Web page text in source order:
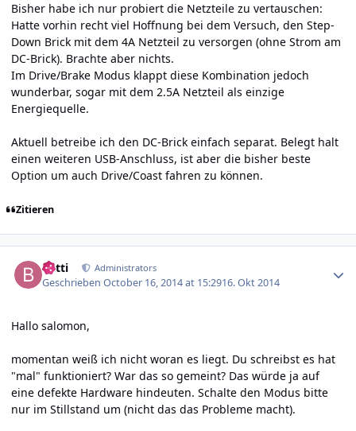
Bisher habe ich nur probiert die Netzteile zu vertauschen:
Hatte vorhin recht viel Hoffnung bei dem Versuch, den Step-
Down Brick mit dem 4A Netzteil zu versorgen (ohne Strom am
DC-Brick). Brachte aber nichts.
Im Drive/Brake Modus klappt diese Kombination jedoch
wunderbar, sogar mit dem 2.5A Netzteil als einzige
Energiequelle.
Aktuell betreibe ich den DC-Brick einfach separat. Belegt halt
einen weiteren USB-Anschluss, ist aber die bisher beste
Option um auch Drive/Coast fahren zu können.
Zitieren
batti Administrators
GeschriebenOctober 16, 2014 at 15:2916. Okt 2014
Hallo salomon,
momentan weiß ich nicht woran es liegt. Du schreibst es hat
"mal" funktioniert? War das so gemeint? Das würde ja auf
eine defekte Hardware hindeuten. Schalte den Modus bitte
nur im Stillstand um (nicht das das Probleme macht).